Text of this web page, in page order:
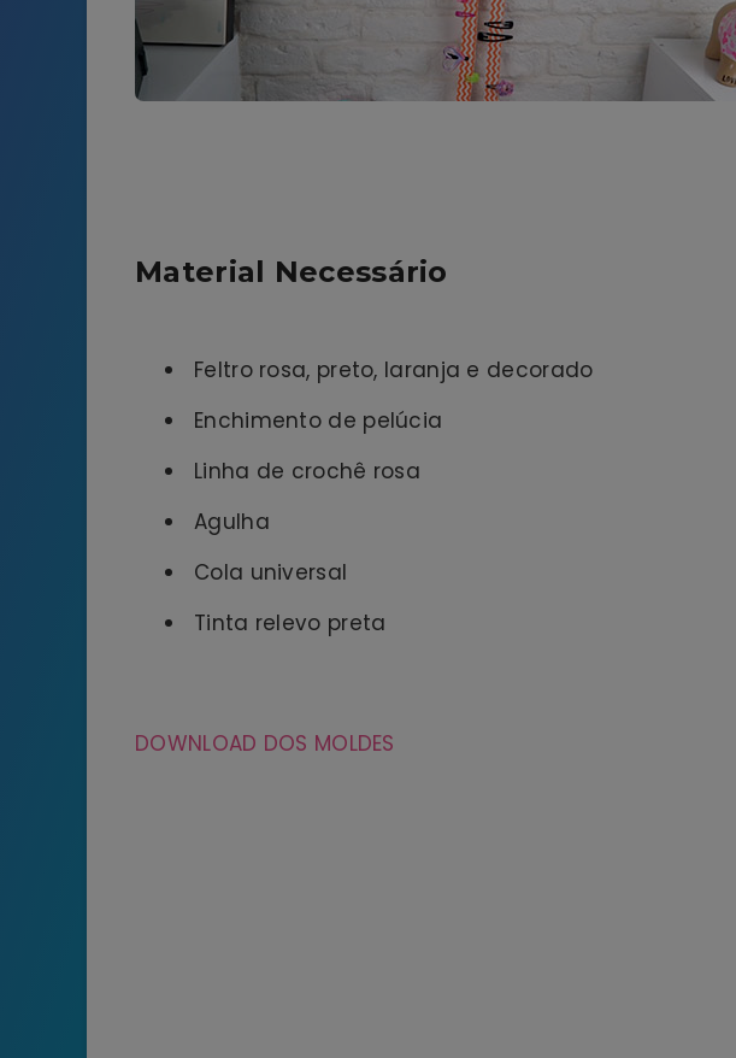
Material Necessário
Feltro rosa, preto, laranja e decorado
Enchimento de pelúcia
Linha de crochê rosa
Agulha
Cola universal
Tinta relevo preta
DOWNLOAD DOS MOLDES